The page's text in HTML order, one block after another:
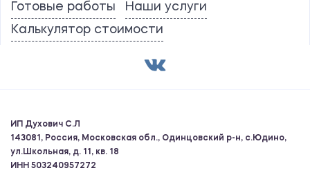
Готовые работы
Наши услуги
Калькулятор стоимости
ИП Духович С.Л
143081, Россия, Московская обл., Одинцовский р-н, с.Юдино,
ул.Школьная, д. 11, кв. 18
ИНН 503240957272